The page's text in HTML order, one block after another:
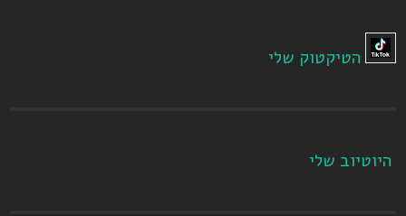
הטיקטוק שלי
היוטיוב שלי